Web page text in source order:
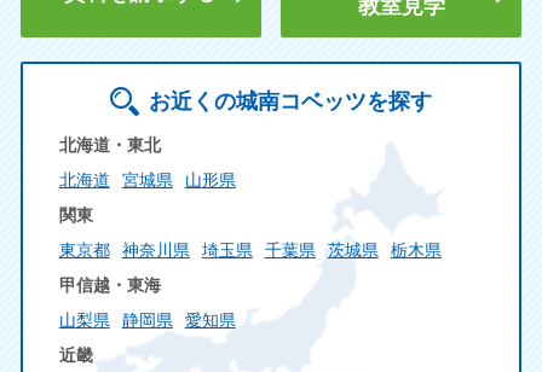
教室見学
お近くの城南コベッツを探す
北海道・東北
北海道
宮城県
山形県
関東
東京都
神奈川県 埼玉県 千葉県 茨城県
栃木県
甲信越・東海
山梨県
静岡県
愛知県
近畿